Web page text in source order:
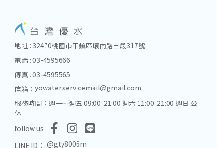
地址 : 32470桃園市平鎮區環南路三段317號
電話 : 03-4595666
傳真 : 03-4595565
信箱： yowater.servicemail@gmail.com
服務時間：週一～週五 09:00-21:00 週六 11:00-21:00 週日 公
休
follow us
LINE ID： @gty8006m